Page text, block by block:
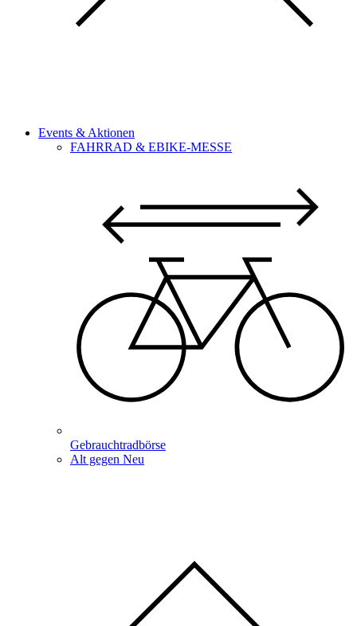
Events & Aktionen
FAHRRAD & EBIKE-MESSE
Gebrauchtradbörse
Alt gegen Neu